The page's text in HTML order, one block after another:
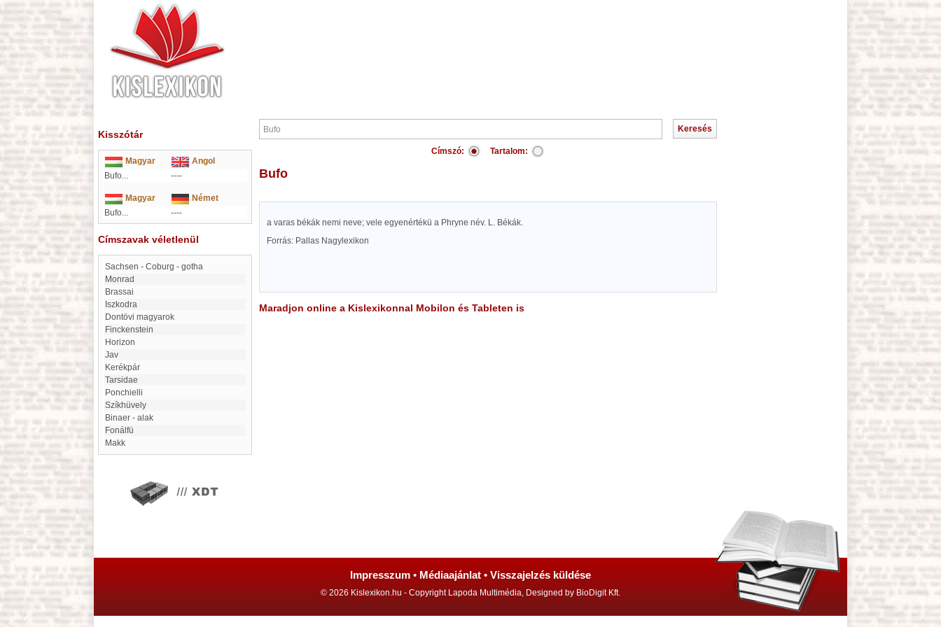
Kisszótár
Magyar
Angol
Bufo...
----
Magyar
Német
Bufo...
----
Címszavak véletlenül
Sachsen - Coburg - gotha
Monrad
Brassai
Iszkodra
Dontövi magyarok
Finckenstein
Horizon
Jav
Kerékpár
Tarsidae
Ponchielli
Szíkhüvely
Binaer - alak
Fonálfü
Makk
Címszó: Tartalom:
Bufo
a varas békák nemi neve; vele egyenértékü a Phryne név. L. Békák.
Forrás: Pallas Nagylexikon
Maradjon online a Kislexikonnal Mobilon és Tableten is
Impresszum • Médiaajánlat • Visszajelzés küldése
© 2026 Kislexikon.hu - Copyright Lapoda Multimédia, Designed by BioDigit Kft.